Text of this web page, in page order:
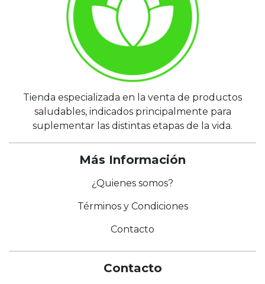
Tienda especializada en la venta de productos
saludables, indicados principalmente para
suplementar las distintas etapas de la vida.
Más Información
¿Quienes somos?
Términos y Condiciones
Contacto
Contacto